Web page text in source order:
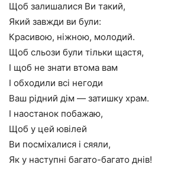
Щоб залишалися Ви такий,
Який завжди ви були:
Красивою, ніжною, молодий.
Щоб сльози були тільки щастя,
І щоб не знати втома вам
І обходили всі негоди
Ваш рідний дім — затишку храм.
І наостанок побажаю,
Щоб у цей ювілей
Ви посміхалися і сяяли,
Як у наступні багато-багато днів!